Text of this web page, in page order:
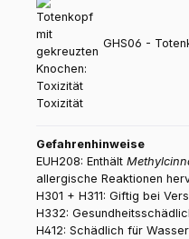
GHS06 -
Toxizität
Gefahrenhinweise
EUH208: Enthält
allergische Reaktionen
H301 + H311: Giftig bei
H332:
H412: Schädlich für